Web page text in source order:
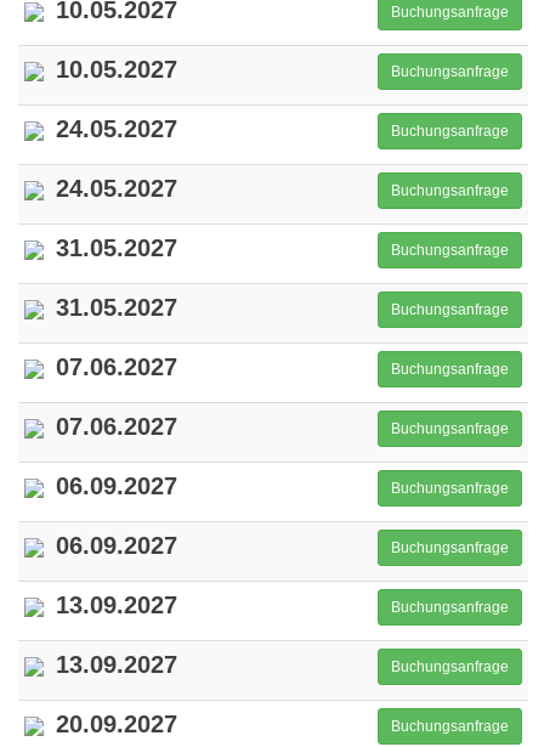
10.05.2027 Buchungsanfrage
10.05.2027 Buchungsanfrage
24.05.2027 Buchungsanfrage
24.05.2027 Buchungsanfrage
31.05.2027 Buchungsanfrage
31.05.2027 Buchungsanfrage
07.06.2027 Buchungsanfrage
07.06.2027 Buchungsanfrage
06.09.2027 Buchungsanfrage
06.09.2027 Buchungsanfrage
13.09.2027 Buchungsanfrage
13.09.2027 Buchungsanfrage
20.09.2027 Buchungsanfrage